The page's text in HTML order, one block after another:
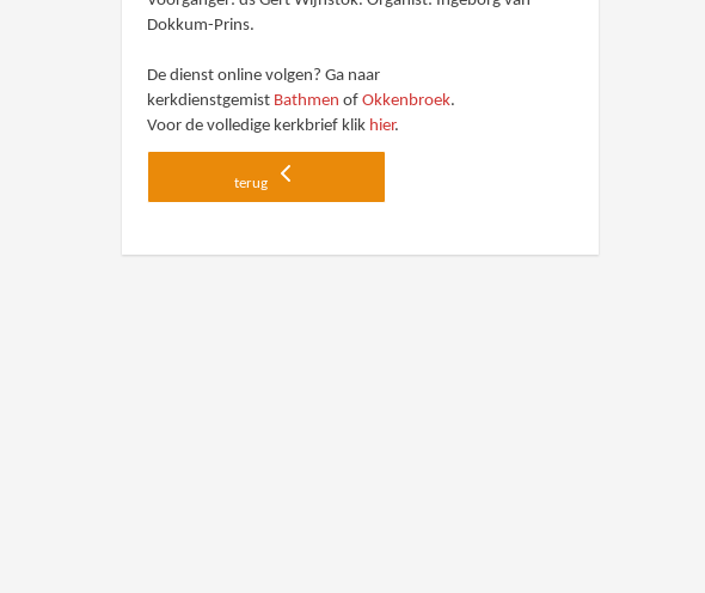
Dokkum-Prins.
De dienst online volgen? Ga naar
kerkdienstgemist Bathmen ofOkkenbroek.
Voor de volledige kerkbrief klik hier.
terug